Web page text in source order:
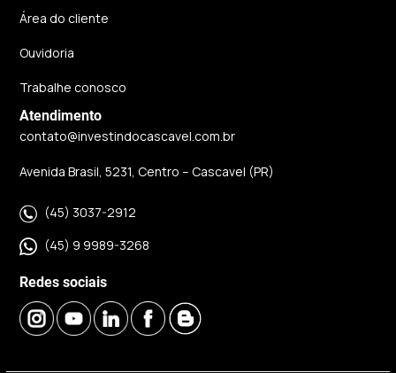
Área do cliente
Ouvidoria
Trabalhe conosco
Atendimento
contato@investindocascavel.com.br
Avenida Brasil, 5231, Centro – Cascavel (PR)
(45) 3037-2912
(45) 9 9989-3268
Redes sociais